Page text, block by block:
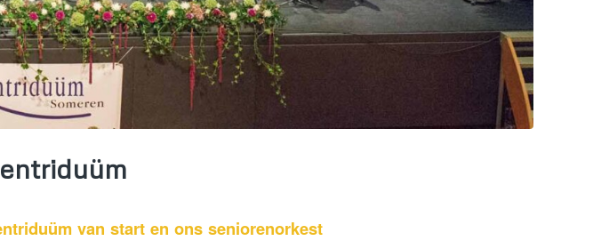
van start en ons seniorenorkest